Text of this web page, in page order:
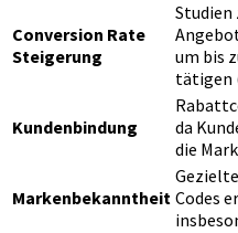
Conversion Rate
Steigerung
Studien
um bis
tätigen
Kundenbindung
da
die
Markenbekanntheit Codes